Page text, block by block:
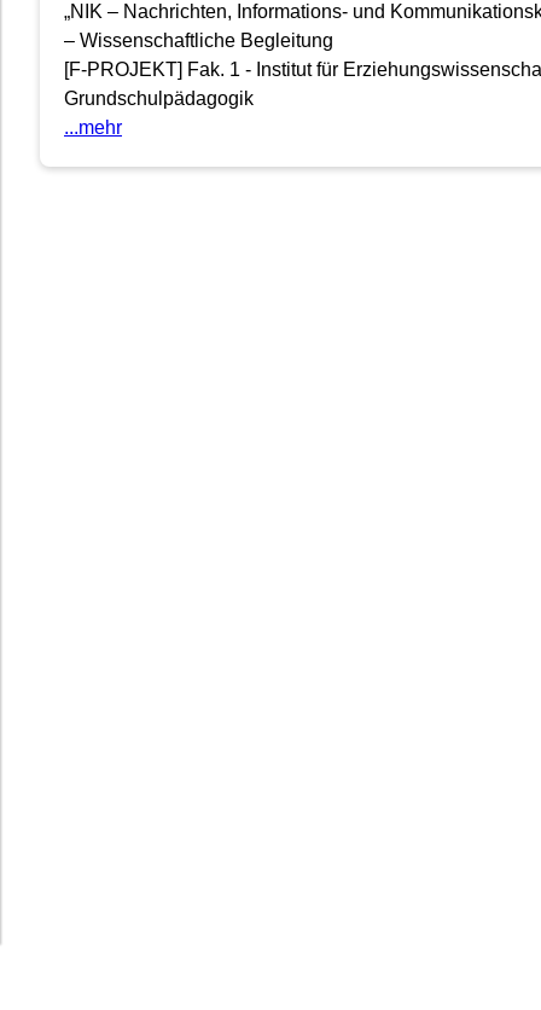
„NIK – Nachrichten, Informations- und
– Wissenschaftliche Begleitung
[F-PROJEKT] Fak. 1 - Institut für
Grundschulpädagogik
...mehr